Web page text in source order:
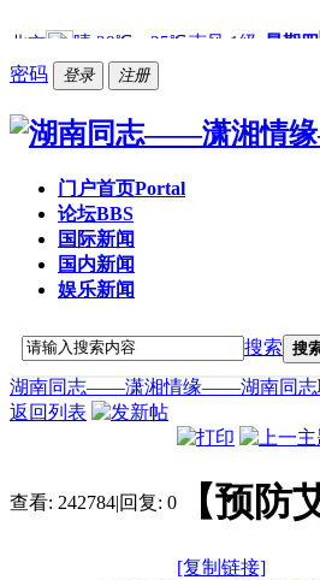
密码 登录 注册
门户首页Portal
论坛BBS
国际新闻
国内新闻
娱乐新闻
搜索 搜
湖南同志——潇湘情缘——湖南同志
返回列表
查看: 242784|回复: 0 【预
[复制链接]